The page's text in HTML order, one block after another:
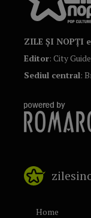
ZILE ȘI NOPȚI
Editor: City
Sediul central:
Home